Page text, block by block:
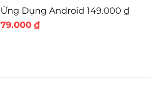
Ứng Dụng Android 149.000₫
Giá
79.000 ₫Giá